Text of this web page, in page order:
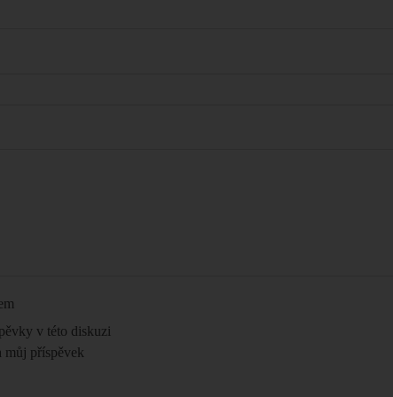
v této diskuzi
můj příspěvek